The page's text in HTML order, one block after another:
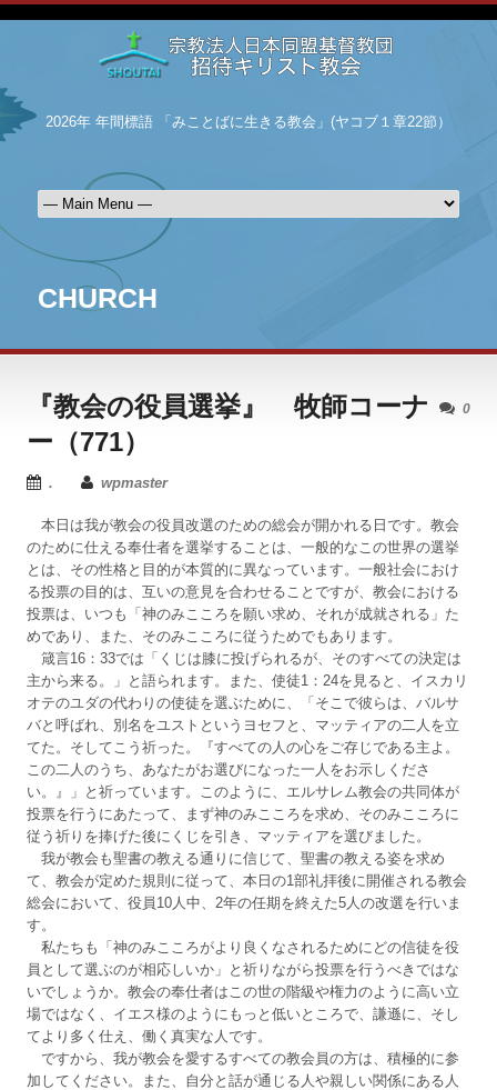
2026年 年間標語 「みことばに生きる教会」(ヤコブ１章22節）
CHURCH
0
『教会の役員選挙』 牧師コーナ
ー（771）
. wpmaster
本日は我が教会の役員改選のための総会が開かれる日です。教会
のために仕える奉仕者を選挙することは、一般的なこの世界の選挙
とは、その性格と目的が本質的に異なっています。一般社会におけ
る投票の目的は、互いの意見を合わせることですが、教会における
投票は、いつも「神のみこころを願い求め、それが成就される」た
めであり、また、そのみこころに従うためでもあります。
箴言16：33では「くじは膝に投げられるが、そのすべての決定は
主から来る。」と語られます。また、使徒1：24を見ると、イスカリ
オテのユダの代わりの使徒を選ぶために、「そこで彼らは、バルサ
バと呼ばれ、別名をユストというヨセフと、マッティアの二人を立
てた。そしてこう祈った。『すべての人の心をご存じである主よ。
この二人のうち、あなたがお選びになった一人をお示しくださ
い。』」と祈っています。このように、エルサレム教会の共同体が
投票を行うにあたって、まず神のみこころを求め、そのみこころに
従う祈りを捧げた後にくじを引き、マッティアを選びました。
我が教会も聖書の教える通りに信じて、聖書の教える姿を求め
て、教会が定めた規則に従って、本日の1部礼拝後に開催される教会
総会において、役員10人中、2年の任期を終えた5人の改選を行いま
す。
私たちも「神のみこころがより良くなされるためにどの信徒を役
員として選ぶのが相応しいか」と祈りながら投票を行うべきではな
いでしょうか。教会の奉仕者はこの世の階級や権力のように高い立
場ではなく、イエス様のようにもっと低いところで、謙遜に、そし
てより多く仕え、働く真実な人です。
ですから、我が教会を愛するすべての教会員の方は、積極的に参
加してください。また、自分と話が通じる人や親しい関係にある人